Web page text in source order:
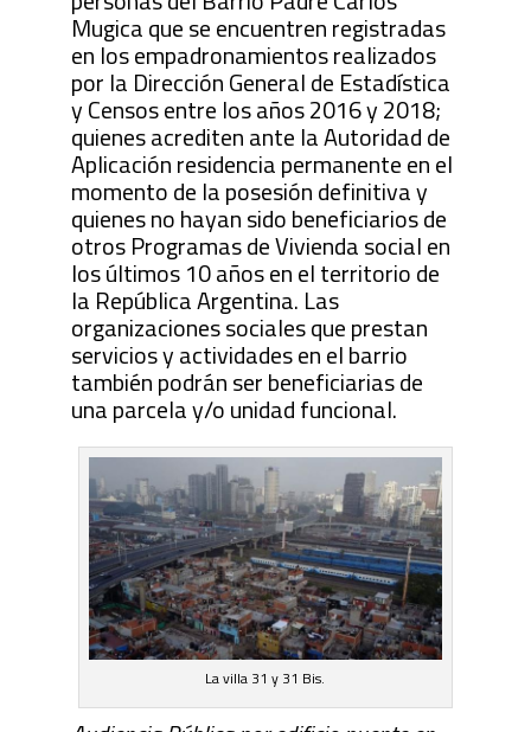
Mugica que se encuentren registradas
en los empadronamientos realizados
por la Dirección General de Estadística
y Censos entre los años 2016 y 2018;
quienes acrediten ante la Autoridad de
Aplicación residencia permanente en el
momento de la posesión definitiva y
quienes no hayan sido beneficiarios de
otros Programas de Vivienda social en
los últimos 10 años en el territorio de
la República Argentina. Las
organizaciones sociales que prestan
servicios y actividades en el barrio
también podrán ser beneficiarias de
una parcela y/o unidad funcional.
La villa 31 y 31 Bis.